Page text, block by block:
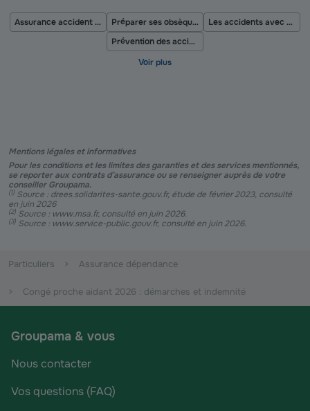
Assurance accident de la vie Préparer ses obsèques
Les accidents avec un barbecue
Prévention des accidents domestiques
Mentions légales et informatives
Pour les conditions et les limites des garanties et des services mentionnés,
se reporter aux contrats d’assurance ou se renseigner auprès de votre
conseiller Groupama.
(1) Source : drees.solidarites-sante.gouv.fr, étude de février 2023, consulté
en juin 2026
(2) Source : www.msa.fr, consulté en juin 2026.
(3) Source : www.service-public.gouv.fr, consulté en juin 2026.
Particuliers Assurance dépendance
Congé proche aidant 2026 : démarches et indemnité
Groupama & vous
Nous contacter
Vos questions (FAQ)